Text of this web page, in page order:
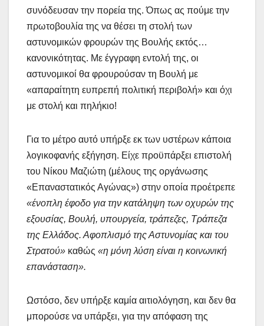
συνόδευσαν την πορεία της. Όπως ας πούμε την
πρωτοβουλία της να θέσει τη στολή των
αστυνομικών φρουρών της Βουλής εκτός…
κανονικότητας. Με έγγραφη εντολή της, οι
αστυνομικοί θα φρουρούσαν τη Βουλή με
«απαραίτητη ευπρεπή πολιτική περιβολή» και όχι
με στολή και πηλήκιο!
Για το μέτρο αυτό υπήρξε εκ των υστέρων κάποια
λογικοφανής εξήγηση. Είχε προϋπάρξει επιστολή
του Νίκου Μαζιώτη (μέλους της οργάνωσης
«Επαναστατικός Αγώνας») στην οποία προέτρεπε
«ένοπλη έφοδο για την κατάληψη των οχυρών της
εξουσίας, Βουλή, υπουργεία, τράπεζες, Τράπεζα
της Ελλάδος. Αφοπλισμό της Αστυνομίας και του
Στρατού» καθώς «η μόνη λύση είναι η κοινωνική
επανάσταση».
Ωστόσο, δεν υπήρξε καμία αιτιολόγηση, και δεν θα
μπορούσε να υπάρξει, για την απόφαση της